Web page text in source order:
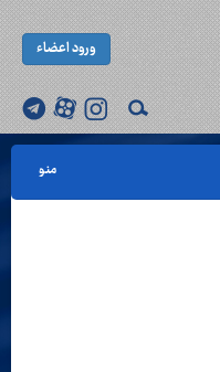
ورود اعضاء
منو